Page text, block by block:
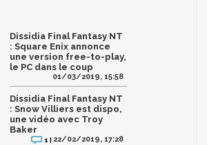
Dissidia Final Fantasy NT
: Square Enix annonce
une version free-to-play,
le PC dans le coup
01/03/2019, 15:58
Dissidia Final Fantasy NT
: Snow Villiers est dispo,
une vidéo avec Troy
Baker
1 | 22/02/2019, 17:28